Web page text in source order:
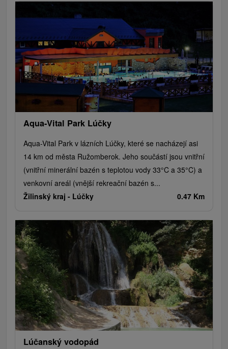
Aqua-Vital Park Lúčky
Aqua-Vital Park v lázních Lúčky, které se nacházejí asi
14 km od města Ružomberok. Jeho součástí jsou vnitřní
(vnitřní minerální bazén s teplotou vody 33°C a 35°C) a
venkovní areál (vnější rekreační bazén s...
Žilinský kraj - Lúčky 0.47 Km
Lúčanský vodopád